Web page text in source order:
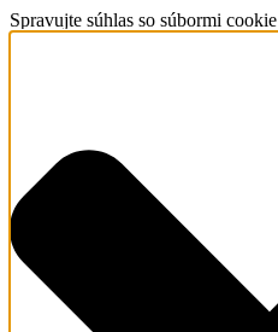
Spravujte súhlas so súbormi cookie